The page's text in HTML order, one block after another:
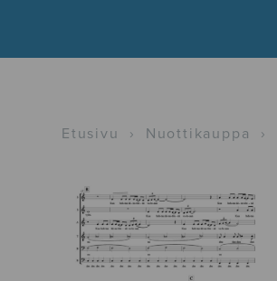
Etusivu › Nuottikauppa ›